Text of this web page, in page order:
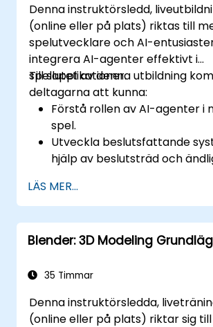
realtidsprestanda och
Denna instruktörsledd,
(online eller på plats) riktas till
spelutvecklare och AI-
integrera AI-agenter effektivt i
spelapplikationer.
Till slutet av denna utbildning
deltagarna att kunna:
Förstå rollen av AI-agenter i
spel.
Utveckla beslutsfattande
hjälp av beslutsträd och
Implementera sökalgoritmer
in-spelnavigering.
Använda reinforcement
tekniker för att skapa
Optimera AI-prestanda för
LÄS MER...
Blender: 3D Modeling
35 Timmar
Denna instruktörsledda,
(online eller på plats) riktar sig